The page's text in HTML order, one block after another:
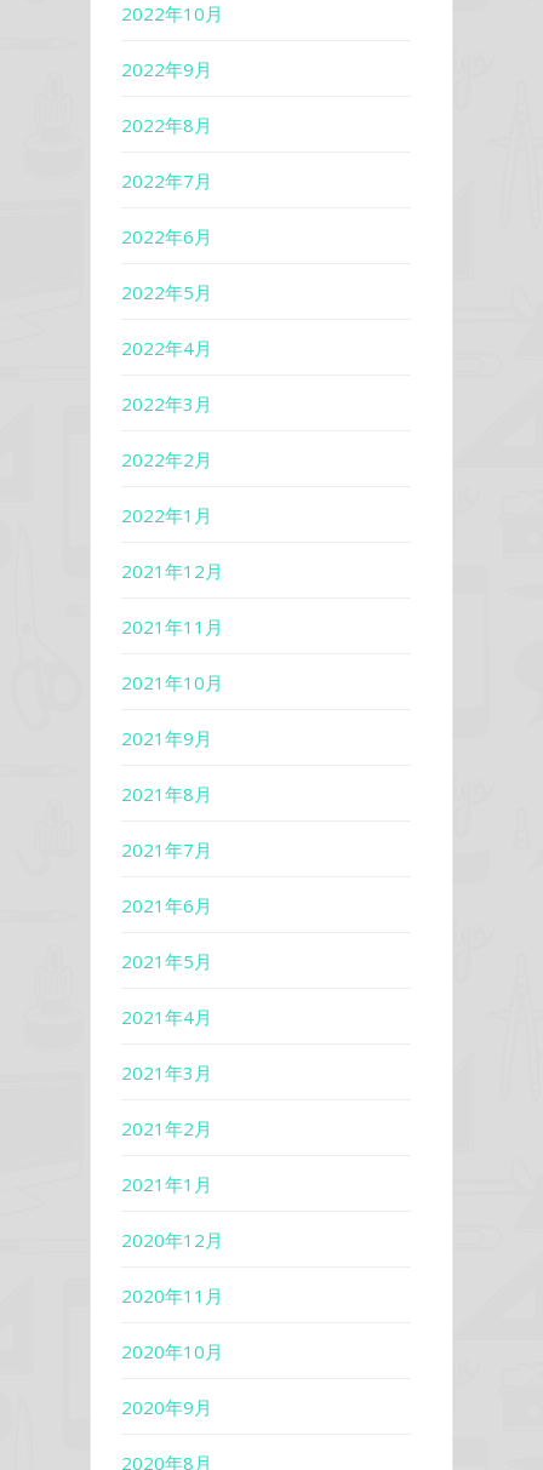
2022年10月
2022年9月
2022年8月
2022年7月
2022年6月
2022年5月
2022年4月
2022年3月
2022年2月
2022年1月
2021年12月
2021年11月
2021年10月
2021年9月
2021年8月
2021年7月
2021年6月
2021年5月
2021年4月
2021年3月
2021年2月
2021年1月
2020年12月
2020年11月
2020年10月
2020年9月
2020年8月